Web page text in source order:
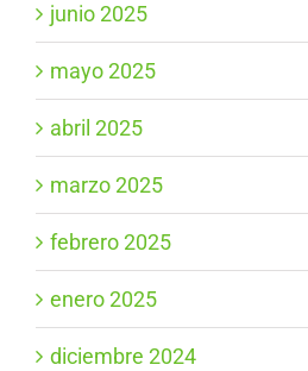
junio 2025
mayo 2025
abril 2025
marzo 2025
febrero 2025
enero 2025
diciembre 2024